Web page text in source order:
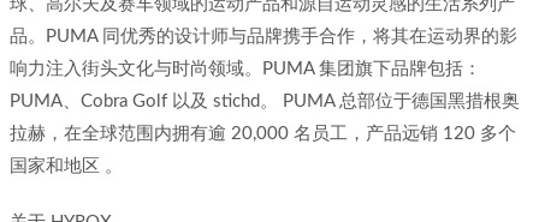
球、高尔夫及赛车领域的运动产品和源自运动灵感的生活系列产
品。PUMA 同优秀的设计师与品牌携手合作，将其在运动界的影
响力注入街头文化与时尚领域。PUMA 集团旗下品牌包括：
PUMA、Cobra Golf 以及 stichd。 PUMA 总部位于德国黑措根奥
拉赫，在全球范围内拥有逾 20,000 名员工，产品远销 120 多个
国家和地区 。